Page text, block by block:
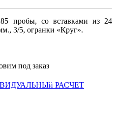
пробы, со вставками из 24
3/5, огранки «Круг».
РАСЧЕТ